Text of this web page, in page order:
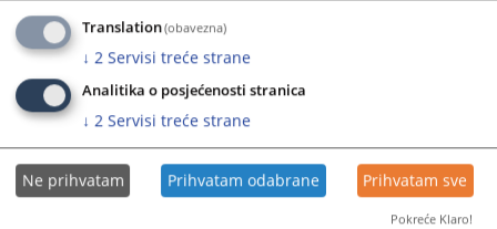
Advokatska komora Federacije Bosna i Hercegovine
Advokatska komora Republike Srpske
SUDSKA PRAKSA NA INTERNETU (Centar za sudsku
dokumentaciju)
BAZE PRAVNIH PROPISA
Translation(obavezna)
↓ 2 Servisi treće strane
Analitika o posjećenosti stranica
↓ 2 Servisi treće strane
Ne prihvatam Prihvatam odabrane Prihvatam sve
Pokreće Klaro!